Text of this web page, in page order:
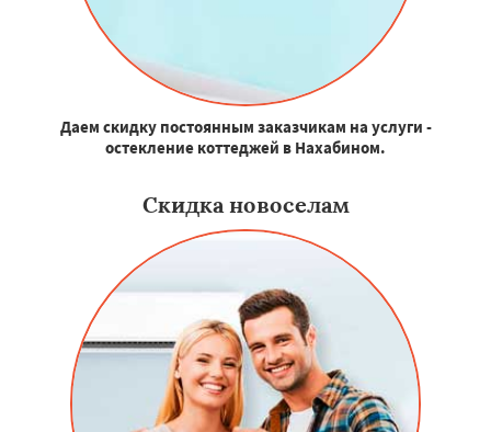
Даем скидку постоянным заказчикам на услуги -
остекление коттеджей в Нахабином.
Скидка новоселам